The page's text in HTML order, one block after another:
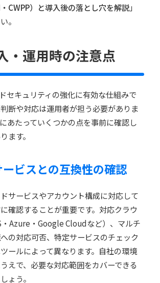
・CWPP）と導入後の落とし穴を解説」
。
・運用時の注意点
セキュリティの強化に有効な仕組みで
断や対応は運用者が担う必要がありま
あたっていくつかの点を事前に確認し
ます。
ビスとの互換性の確認
サービスやアカウント構成に対応して
確認することが重要です。対応クラウ
・Azure・Google Cloudなど）、マルチ
の対応可否、特定サービスのチェック
ールによって異なります。自社の環境
えで、必要な対応範囲をカバーできる
ょう。